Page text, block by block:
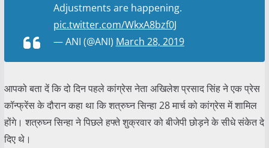
Adjustments are happening.
pic.twitter.com/WkxA8bzf0J
— ANI (@ANI) March 28, 2019
आपको बता दें कि दो दिन पहले कांग्रेस नेता अखिलेश प्रसाद सिंह ने एक प्रेस
कॉन्फ्रेंस के दौरान कहा था कि शत्रुघ्न सिन्हा 28 मार्च को कांग्रेस में शामिल
होंगे। शत्रुघ्न सिन्हा ने पिछले हफ्ते शुक्रवार को बीजेपी छोड़ने के सीधे संकेत दे
दिए थे।